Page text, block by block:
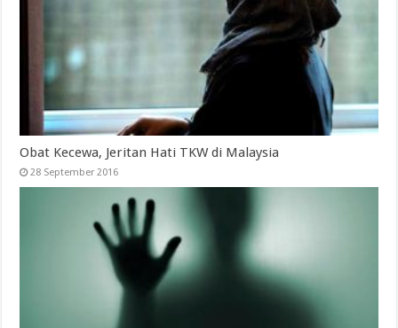
Obat Kecewa, Jeritan Hati TKW di Malaysia
28 September 2016